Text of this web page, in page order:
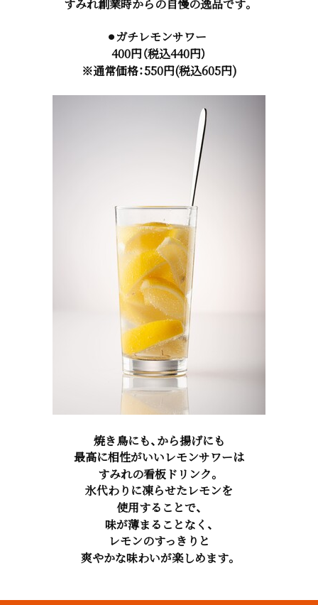
すみれ創業時からの自慢の逸品です。
⚫︎ガチレモンサワー
400円（税込440円）
※通常価格：550円(税込605円)
焼き鳥にも、から揚げにも
最高に相性がいいレモンサワーは
すみれの看板ドリンク。
氷代わりに凍らせたレモンを
使用することで、
味が薄まることなく、
レモンのすっきりと
爽やかな味わいが楽しめます。